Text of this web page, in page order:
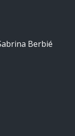
Berbié